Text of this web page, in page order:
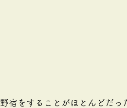
野宿をすることがほとんどだっ